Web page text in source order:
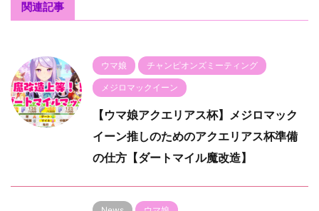
関連記事
ウマ娘 チャンピオンズミーティング
メジロマックイーン
【ウマ娘アクエリアス杯】メジロマック
イーン推しのためのアクエリアス杯準備
の仕方【ダートマイル魔改造】